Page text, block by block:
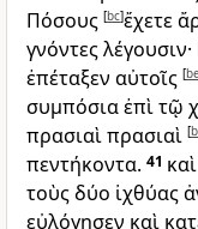
Πόσους [bc]ἔχετε
γνόντες
ἐπέταξεν αὐτοῖς [be
συμπόσια ἐπὶ τῷ
πρασιαὶ πρασιαὶ [
πεντήκοντα. 41
τοὺς δύο ἰχθύας
εὐλόγησεν καὶ